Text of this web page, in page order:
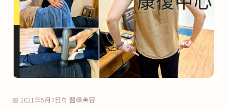
📅 2021年5月7日 📁 醫學美容